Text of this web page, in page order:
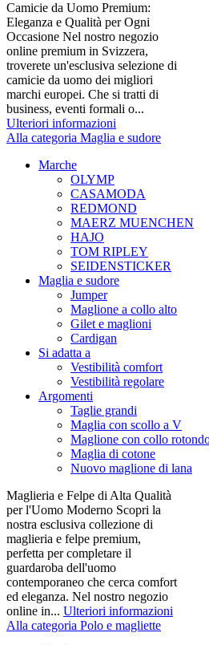
Camicie da Uomo Premium:
Eleganza e Qualità per Ogni
Occasione Nel nostro negozio
online premium in Svizzera,
troverete un'esclusiva selezione di
camicie da uomo dei migliori
marchi europei. Che si tratti di
business, eventi formali o...
Ulteriori informazioni
Alla categoria Maglia e sudore
Marche
OLYMP
CASAMODA
REDMOND
MAERZ MUENCHEN
HAJO
TOM RIPLEY
SEIDENSTICKER
Maglia e sudore
Jumper
Maglione a collo alto
Gilet e maglioni
Cardigan
Si adatta a
Vestibilità comfort
Vestibilità regolare
Argomenti
Taglie grandi
Maglia con scollo a V
Maglione con collo
Maglia di cotone
Nuovo maglione di lana
Maglieria e Felpe di Alta Qualità
per l'Uomo Moderno Scopri la
nostra esclusiva collezione di
maglieria e felpe premium,
perfetta per completare il
guardaroba dell'uomo
contemporaneo che cerca comfort
ed eleganza. Nel nostro negozio
online in... Ulteriori informazioni
Alla categoria Polo e magliette